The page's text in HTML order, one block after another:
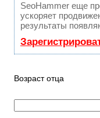
SeoHammer еще
ускоряет
результаты
Возраст отца